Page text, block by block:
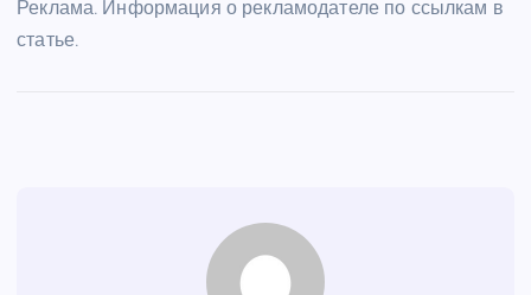
Реклама. Информация о рекламодателе по ссылкам в
статье.